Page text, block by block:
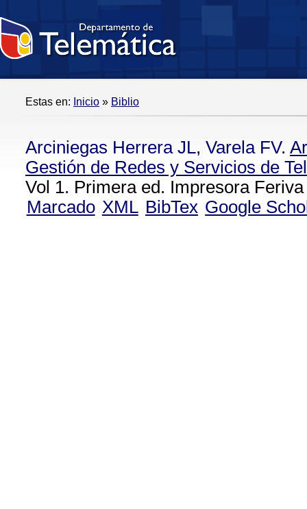
Estas en: Inicio » Biblio
Arciniegas Herrera JL, Varela FV.
Gestión de Redes y Servicios de
Vol 1. Primera ed. Impresora
Marcado XML BibTex Google